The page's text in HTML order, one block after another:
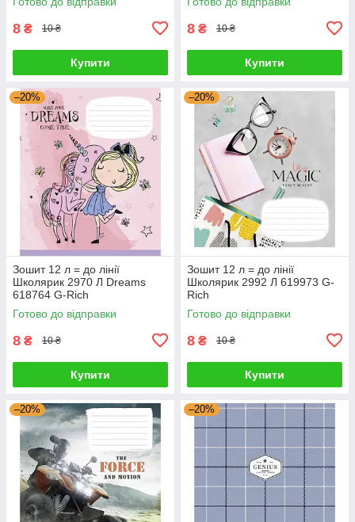
8 ₴ 10 ₴
Купити
8 ₴ 10 ₴
Купити
–20%
Зошит 12 л = до лінії
Школярик 2970 Л Dreams
618764 G-Rich
Готово до відправки
8 ₴ 10 ₴
Купити
–20%
Зошит 12 л = до лінії
Школярик 2992 Л 619973 G-
Rich
Готово до відправки
8 ₴ 10 ₴
Купити
–20% –20%